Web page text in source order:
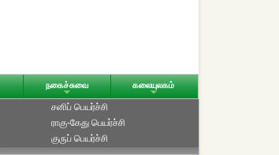
நகைச்சுவை கலையுலகம்
சனிப் பெயர்ச்சி
ராகு-கேது பெயர்ச்சி
குருப் பெயர்ச்சி